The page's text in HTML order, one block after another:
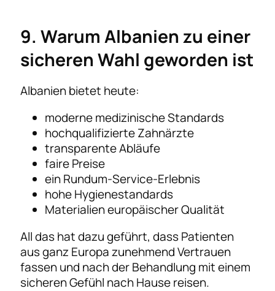
9. Warum Albanien zu einer
sicheren Wahl geworden ist
Albanien bietet heute:
moderne medizinische Standards
hochqualifizierte Zahnärzte
transparente Abläufe
faire Preise
ein Rundum-Service-Erlebnis
hohe Hygienestandards
Materialien europäischer Qualität
All das hat dazu geführt, dass Patienten
aus ganz Europa zunehmend Vertrauen
fassen und nach der Behandlung mit einem
sicheren Gefühl nach Hause reisen.